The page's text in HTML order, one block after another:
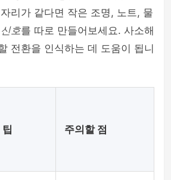
리가 같다면 작은 조명, 노트, 물
호를 따로 만들어보세요. 사소해
전환을 인식하는 데 도움이 됩니
주의할 점